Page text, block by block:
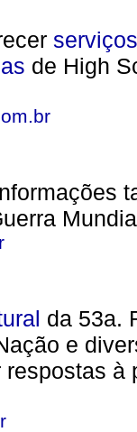
serviços
de High
da 53a.
e
respostas à